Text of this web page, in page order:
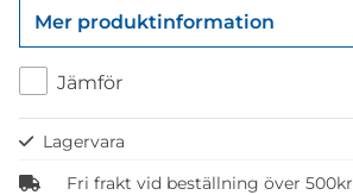
Gå till kassan
Mer produktinformation
Jämför
Lagervara
Fri frakt vid beställning över 500kr